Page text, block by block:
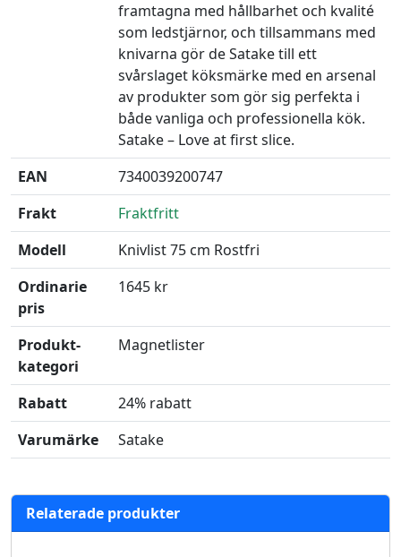
framtagna med hållbarhet och kvalité
som ledstjärnor, och tillsammans med
knivarna gör de Satake till ett
svårslaget köksmärke med en arsenal
av produkter som gör sig perfekta i
både vanliga och professionella kök.
Satake – Love at first slice.
EAN
7340039200747
Frakt
Fraktfritt
Modell
Knivlist 75 cm Rostfri
Ordinarie
pris
1645 kr
Produkt­
kategori
Magnetlister
Rabatt
24% rabatt
Varumärke
Satake
Relaterade produkter